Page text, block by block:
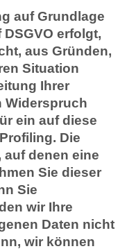
auf Grundlage
erfolgt,
aus Gründen,
Situation
Ihrer
Widerspruch
ein auf diese
Die
denen eine
Sie dieser
Sie
wir Ihre
Daten nicht
wir können